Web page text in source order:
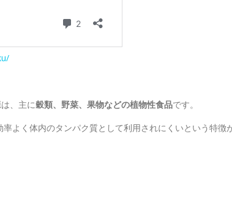
、主に穀類、野菜、果物などの植物性食品です。
よく体内のタンパク質として利用されにくいという特徴